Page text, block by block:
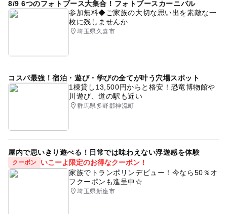
8/9 6つのフォトブース大集合！フォトブースカーニバル
参加無料◆ご家族の大切な思い出を素敵な一
枚に残しませんか
埼玉県久喜市
コスパ最強！宿泊・遊び・学びの全てが叶う穴場スポット
1棟貸し13,500円からと格安！恐竜博物館や
川遊び、道の駅も近い
群馬県多野郡神流町
屋内で思いきり遊べる！日常では味わえない浮遊感を体験
クーポン
いこーよ限定のお得なクーポン！
家族でトランポリンデビュー！今なら50％オ
フクーポンも進呈中☆
埼玉県新座市